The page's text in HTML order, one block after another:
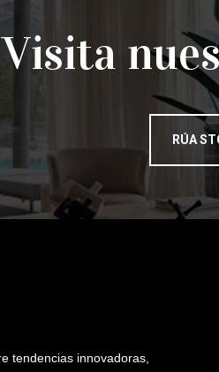
Visita
RÚA
tendencias innovadoras,